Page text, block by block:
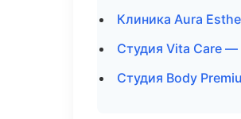
Клиника Aura
Студия Vita Care —
Студия Body